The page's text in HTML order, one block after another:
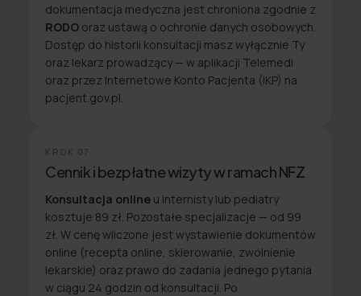
dokumentacja medyczna jest chroniona zgodnie z
RODO oraz ustawą o ochronie danych osobowych.
Dostęp do historii konsultacji masz wyłącznie Ty
oraz lekarz prowadzący — w aplikacji Telemedi
oraz przez Internetowe Konto Pacjenta (IKP) na
pacjent.gov.pl.
KROK 07
Cennik i bezpłatne wizyty w ramach NFZ
Konsultacja online u internisty lub pediatry
kosztuje 89 zł. Pozostałe specjalizacje — od 99
zł. W cenę wliczone jest wystawienie dokumentów
online (recepta online, skierowanie, zwolnienie
lekarskie) oraz prawo do zadania jednego pytania
w ciągu 24 godzin od konsultacji. Po